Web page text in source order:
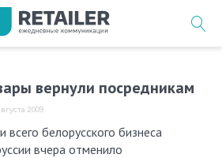
вернули посредникам
2009
вчера отменило